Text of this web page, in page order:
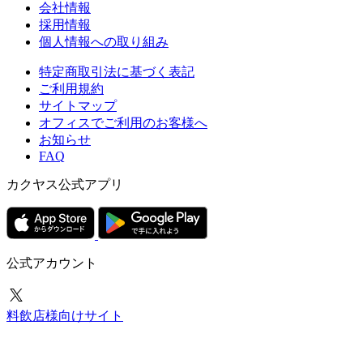
会社情報
採用情報
個人情報への取り組み
特定商取引法に基づく表記
ご利用規約
サイトマップ
オフィスでご利用のお客様へ
お知らせ
FAQ
カクヤス公式アプリ
公式アカウント
料飲店様向けサイト